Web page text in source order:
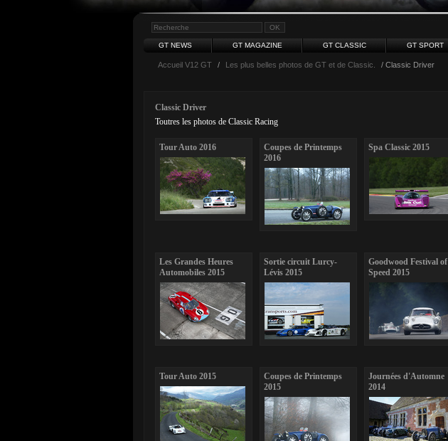
GT NEWS GT MAGAZINE GT CLASSIC GT SPORT
Accueil V12 GT / Les plus belles photos de GT et de Classic. / Classic Driver
Classic Driver
Toutres les photos de Classic Racing
Tour Auto 2016
Coupes de Printemps
2016
Spa Classic 2015
Les Grandes Heures
Automobiles 2015
Sortie circuit Lurcy-
Lévis 2015
Goodwood Festival of
Speed 2015
Tour Auto 2015
Coupes de Printemps
2015
Journées d'Automne
2014